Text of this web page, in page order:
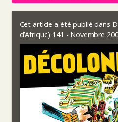
Cet article a été publié dans
d’Afrique) 141 - Novembre